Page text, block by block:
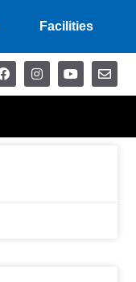
Facilities